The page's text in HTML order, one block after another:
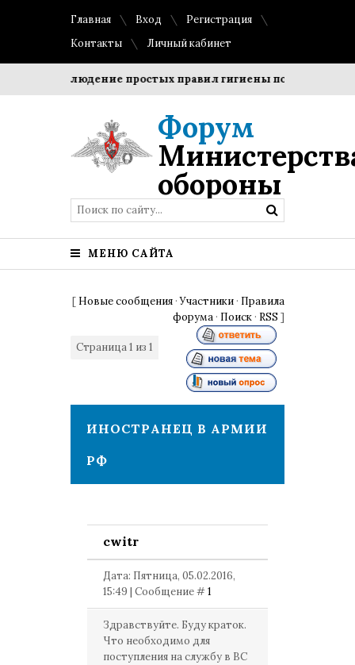
Главная Вход
Регистрация
Контакты
Личный кабинет
Соблюдение простых правил гигиены помогает
Форум
обороны
МЕНЮ САЙТА
[ Новые сообщения ·Участники · Правила
форума · Поиск · RSS ]
Страница1 из 1
ИНОСТРАНЕЦ В АРМИИ
РФ
cwitr
Дата: Пятница, 05.02.2016,
15:49 | Сообщение #1
Здравствуйте. Буду краток.
Что необходимо для
поступления на службу в ВС